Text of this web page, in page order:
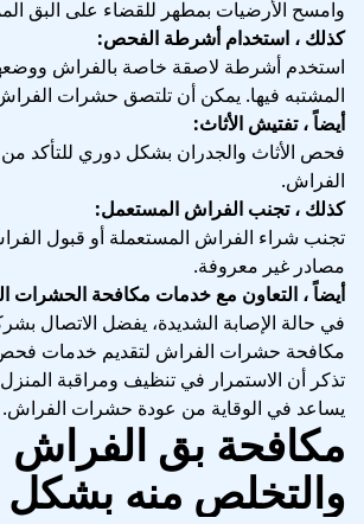
وامسح الأرضيات بمطهر للقضاء على البق
كذلك ، استخدام أشرطة الفحص:
استخدم أشرطة لاصقة خاصة بالفراش
المشتبه فيها. يمكن أن تلتصق حشرات
أيضاً ، تفتيش الأثاث:
فحص الأثاث والجدران بشكل دوري للتأكد
الفراش.
كذلك ، تجنب الفراش المستعمل:
تجنب شراء الفراش المستعملة أو قبول
مصادر غير معروفة.
أيضاً ، التعاون مع خدمات مكافحة الحشرات
في حالة الإصابة الشديدة، يفضل الاتصال
مكافحة حشرات الفراش لتقديم خدمات
تذكر أن الاستمرار في تنظيف ومراقبة
يساعد في الوقاية من عودة حشرات الفراش.
مكافحة بق الفراش
والتخلص منه بشكل